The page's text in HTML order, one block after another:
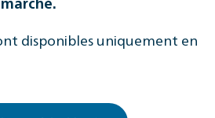
disponibles uniquement en